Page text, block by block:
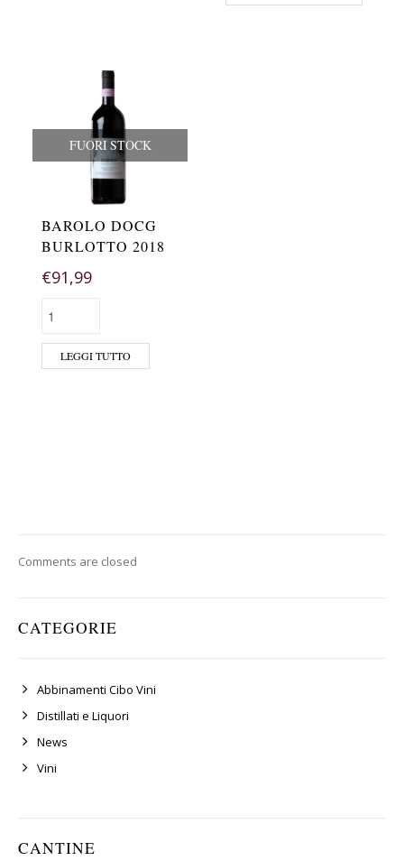
CATEGORIE
Abbinamenti Cibo Vini
Distillati e Liquori
News
Vini
CANTINE
FUORI STOCK
BAROLO DOCG
BURLOTTO 2018
€91,99
LEGGI TUTTO
Comments are closed